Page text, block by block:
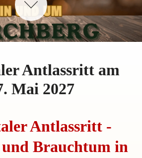
Antlassritt am
Mai 2027
Antlassritt -
Brauchtum in